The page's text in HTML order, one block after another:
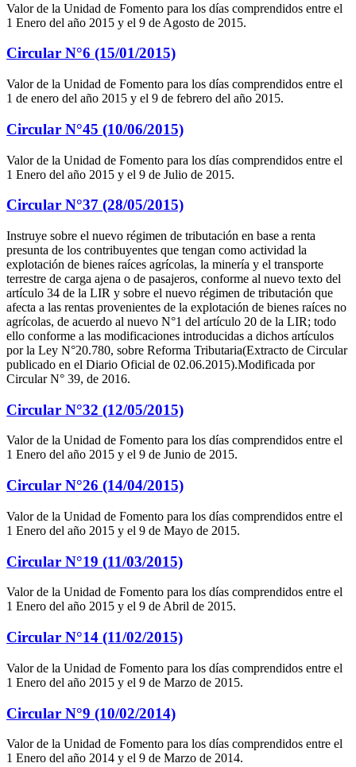
Valor de la Unidad de Fomento para los días comprendidos entre el
1 Enero del año 2015 y el 9 de Agosto de 2015.
Circular N°6 (15/01/2015)
Valor de la Unidad de Fomento para los días comprendidos entre el
1 de enero del año 2015 y el 9 de febrero del año 2015.
Circular N°45 (10/06/2015)
Valor de la Unidad de Fomento para los días comprendidos entre el
1 Enero del año 2015 y el 9 de Julio de 2015.
Circular N°37 (28/05/2015)
Instruye sobre el nuevo régimen de tributación en base a renta
presunta de los contribuyentes que tengan como actividad la
explotación de bienes raíces agrícolas, la minería y el transporte
terrestre de carga ajena o de pasajeros, conforme al nuevo texto del
artículo 34 de la LIR y sobre el nuevo régimen de tributación que
afecta a las rentas provenientes de la explotación de bienes raíces no
agrícolas, de acuerdo al nuevo N°1 del artículo 20 de la LIR; todo
ello conforme a las modificaciones introducidas a dichos artículos
por la Ley N°20.780, sobre Reforma Tributaria(Extracto de Circular
publicado en el Diario Oficial de 02.06.2015).Modificada por
Circular N° 39, de 2016.
Circular N°32 (12/05/2015)
Valor de la Unidad de Fomento para los días comprendidos entre el
1 Enero del año 2015 y el 9 de Junio de 2015.
Circular N°26 (14/04/2015)
Valor de la Unidad de Fomento para los días comprendidos entre el
1 Enero del año 2015 y el 9 de Mayo de 2015.
Circular N°19 (11/03/2015)
Valor de la Unidad de Fomento para los días comprendidos entre el
1 Enero del año 2015 y el 9 de Abril de 2015.
Circular N°14 (11/02/2015)
Valor de la Unidad de Fomento para los días comprendidos entre el
1 Enero del año 2015 y el 9 de Marzo de 2015.
Circular N°9 (10/02/2014)
Valor de la Unidad de Fomento para los días comprendidos entre el
1 Enero del año 2014 y el 9 de Marzo de 2014.